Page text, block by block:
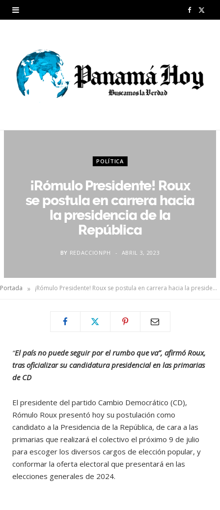
F
b
POLÍTICA
¡Rómulo Presidente! Roux
se postula en carrera hacia
la presidencia de la
República
BY REDACCIONPH ABRIL 3, 2023
Portada » ¡Rómulo Presidente! Roux se postula en carrera hacia la presidencia de la República
“El país no puede seguir por el rumbo que va”, afirmó Roux,
tras oficializar su candidatura presidencial en las primarias
de CD
El presidente del partido Cambio Democrático (CD),
Rómulo Roux presentó hoy su postulación como
candidato a la Presidencia de la República, de cara a las
primarias que realizará el colectivo el próximo 9 de julio
para escoger los diversos cargos de elección popular, y
conformar la oferta electoral que presentará en las
elecciones generales de 2024.